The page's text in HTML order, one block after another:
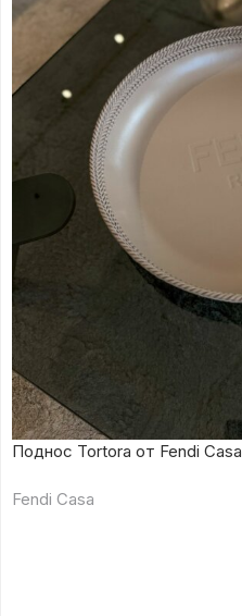
Поднос Tortora от Fendi Casa
Fendi Casa